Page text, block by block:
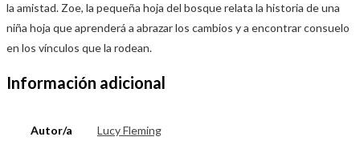
la amistad. Zoe, la pequeña hoja del bosque relata la historia de una
niña hoja que aprenderá a abrazar los cambios y a encontrar consuelo
en los vínculos que la rodean.
Información adicional
Autor/a Lucy Fleming